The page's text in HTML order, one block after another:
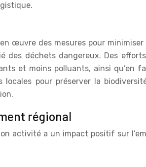
œuvre des mesures pour
déchets dangereux. Des
et moins polluants, ainsi qu’en
pour préserver la
régional
activité a un impact positif sur